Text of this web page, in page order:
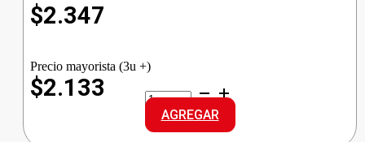
$2.347
Precio mayorista (3u +)
$2.133
GALLO
ARROZ
ORO
cantidad
AGREGAR